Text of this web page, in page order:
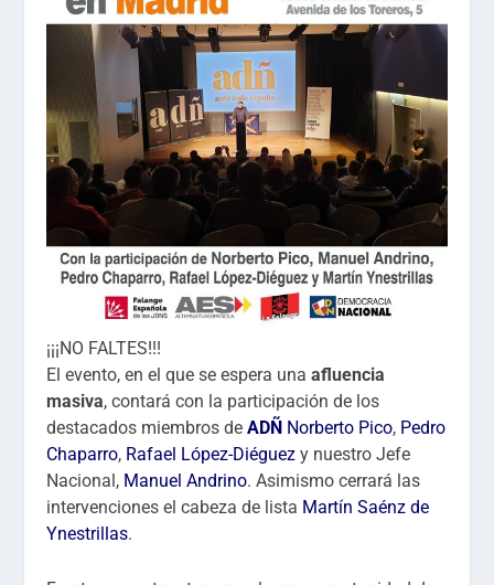
¡¡¡NO FALTES!!!
El evento, en el que se espera unaafluencia
masiva, contará con la participación de los
destacados miembros deADÑ Norberto Pico, Pedro
Chaparro, Rafael López-Diéguez y nuestro Jefe
Nacional, Manuel Andrino. Asimismo cerrará las
intervenciones el cabeza de lista Martín Saénz de
Ynestrillas.